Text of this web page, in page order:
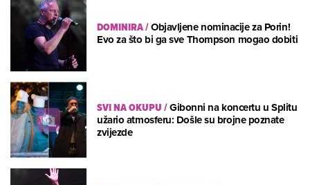
DOMINIRA/Objavljene nominacije za Porin!
Evo za što bi ga sve Thompson mogao dobiti
SVI NA OKUPU/Gibonni na koncertu u Splitu
užario atmosferu: Došle su brojne poznate
zvijezde